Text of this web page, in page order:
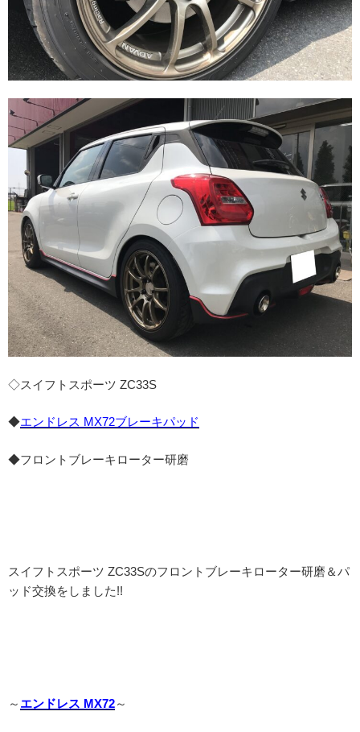
◇スイフトスポーツ ZC33S
◆エンドレス MX72ブレーキパッド
◆フロントブレーキローター研磨
スイフトスポーツ ZC33Sのフロントブレーキローター研磨＆パ
ッド交換をしました!!
～ エンドレス MX72～